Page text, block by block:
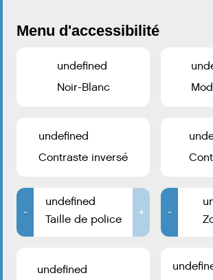
CONTACTEZ LA VILLE D’ESCH
Menu d'accessibilité
undefined
Noir-Blanc
undefined
Contraste inversé
-
undefined
Taille de police
+ -
undefined